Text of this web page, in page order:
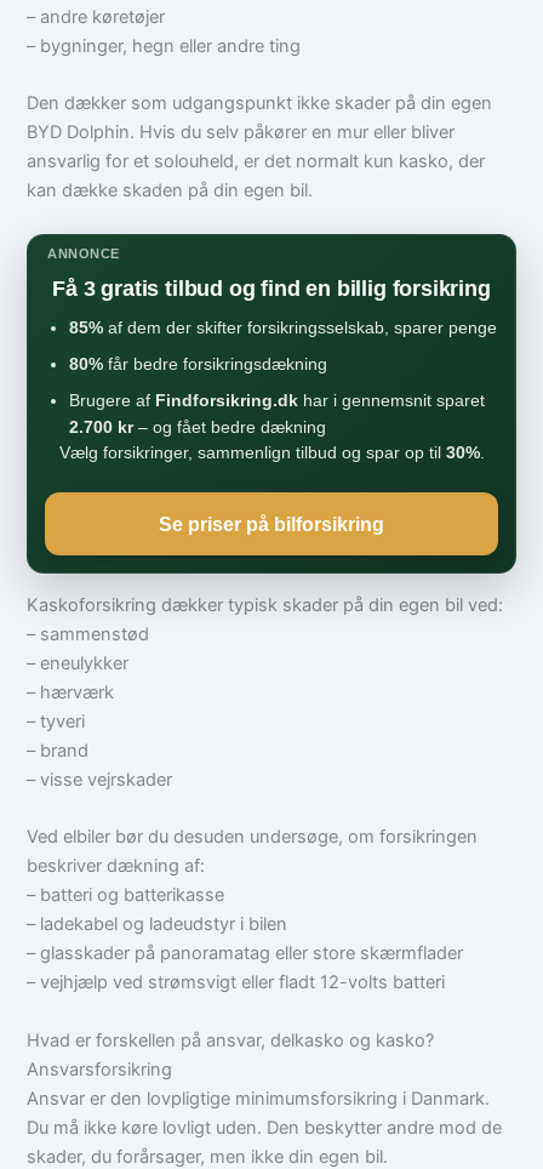
– andre køretøjer
– bygninger, hegn eller andre ting
Den dækker som udgangspunkt ikke skader på din egen
BYD Dolphin. Hvis du selv påkører en mur eller bliver
ansvarlig for et solouheld, er det normalt kun kasko, der
kan dække skaden på din egen bil.
ANNONCE
Få 3 gratis tilbud og find en billig forsikring
85% af dem der skifter forsikringsselskab, sparer penge
80% får bedre forsikringsdækning
Brugere af Findforsikring.dk har i gennemsnit sparet
2.700 kr– og fået bedre dækning
Vælg forsikringer, sammenlign tilbud og spar op til 30%.
Se priser på bilforsikring
Kaskoforsikring dækker typisk skader på din egen bil ved:
– sammenstød
– eneulykker
– hærværk
– tyveri
– brand
– visse vejrskader
Ved elbiler bør du desuden undersøge, om forsikringen
beskriver dækning af:
– batteri og batterikasse
– ladekabel og ladeudstyr i bilen
– glasskader på panoramatag eller store skærmflader
– vejhjælp ved strømsvigt eller fladt 12-volts batteri
Hvad er forskellen på ansvar, delkasko og kasko?
Ansvarsforsikring
Ansvar er den lovpligtige minimumsforsikring i Danmark.
Du må ikke køre lovligt uden. Den beskytter andre mod de
skader, du forårsager, men ikke din egen bil.